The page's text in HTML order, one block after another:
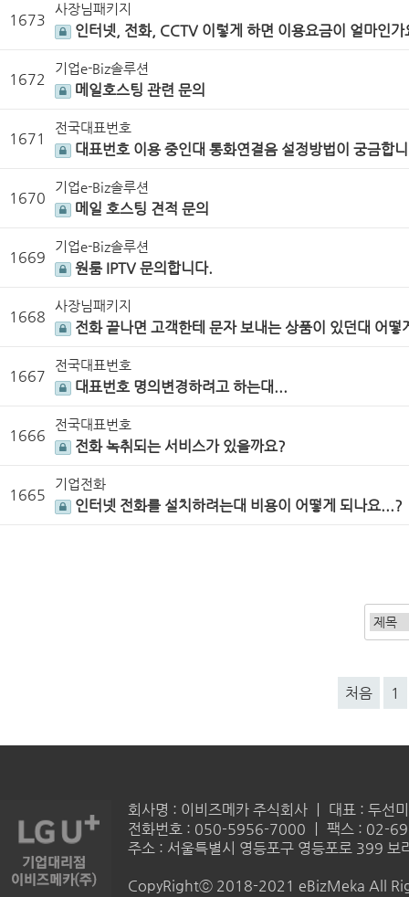
1673
사장님패키지
인터넷, 전화, CCTV 이렇게 하면 이용요금이 얼마인
1672
기업e-Biz솔루션
메일호스팅 관련 문의
1671
전국대표번호
대표번호 이용 중인대 통화연결음 설정방법이 궁금합
1670
기업e-Biz솔루션
메일 호스팅 견적 문의
1669
기업e-Biz솔루션
원룸 IPTV 문의합니다.
1668
사장님패키지
전화 끝나면 고객한테 문자 보내는 상품이 있던대 어떻
1667
전국대표번호
대표번호 명의변경하려고 하는대...
1666
전국대표번호
전화 녹취되는 서비스가 있을까요?
1665
기업전화
인터넷 전화를 설치하려는대 비용이 어떻게 되나요...?
처음 1
회사명 : 이비즈메카 주식회사 ㅣ 대표 : 두
전화번호 : 050-5956-7000 ㅣ 팩스 : 02-
주소 : 서울특별시 영등포구 영등포로 399
CopyRightⓒ 2018-2021 eBizMeka All